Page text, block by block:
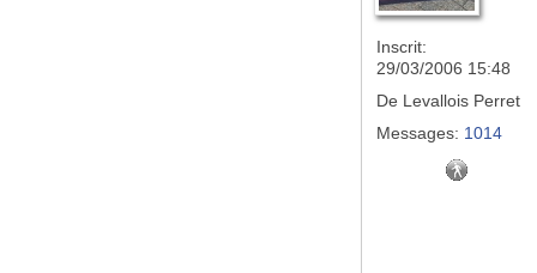
Inscrit:
29/03/2006 15:48
De Levallois Perret
Messages: 1014